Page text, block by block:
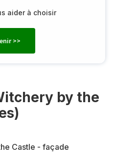
aider à choisir
>>
by the